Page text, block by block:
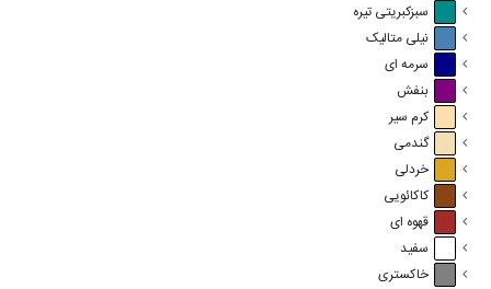
سبزکبریتی تیره
نیلی متالیک
سرمه ای
بنفش
کرم سیر
گندمی
خردلی
کاکائویی
قهوه ای
سفید
خاکستری